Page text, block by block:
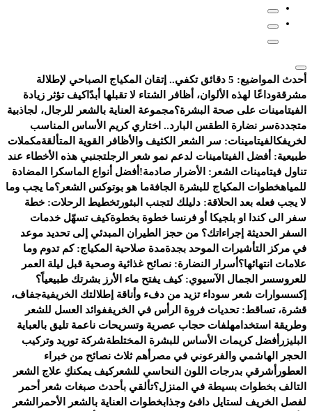
أحدث المواضيع:
5 دقائق تكفي.. إتقان المكياج الصباحي لإطلالة
مشرقةوداعًا لهذه الألوان، أظافر الشتاء لا تقبلها أبدًاكيف تؤثر زيادة
الفيتامينات على صحة البشرة؟مجموعة العناية بالشعر للرجال، لجاذبية
متجددةسر نضارة الطقس البارد.. اختاري كريم الأساس المناسب
لخريفكالفيتامينات: سر الشعر الكثيف والأظافر القوية المتألقةمكملات
طبيعية: أفضل الفيتامينات لدعم نمو شعر الرجلتجنبي هذه الأخطاء عند
تناول فيتامينات الشعر: الأضرار صادمة! أفضل أنواع الماسكرا المضادة
للمياهخطوات المكياج للبشرة الجافةما هو بوتوكس الشعر؟ما يجب وما
لا يجب فعله بعد الحلاقة: دليلك لتجنب البثورتخطيط الرحلات: خطة
سفر الى كندا او بلجيكا أو فرنسا خطوة بخطوةكيف تسهّل خدمات
السفر الحديثة إجراءاتك؟ من حجز الطيران المبدئي إلى تحديد موعد
في مركز التأشيرات الموحد بجدةمدة صلاحية المكياج: كم تدوم وما
علامات انتهائها؟ أسرار النضارة: نصائح غذائية وصحية قبل ليلة العمر
للعروسسر الجمال الآسيوي: كيف يفتح ماء الأرز بشرتك طبيعياً؟
إكسسوارات شعر سوداء تزيد من دفء وأناقة إطلالتك الخريفيةجفاف،
قشرة، تساقط: تحديات فروة الرأس في الخريففوائد العسل للشعر
وطريقة استخدامهلفات حجاب عصرية وتسريحات ناعمة تليق بالعباية
البليزر أفضل كريمات الأساس للبشرة المختلطةشركة توريد وتركيب
الحجر الهاشمي والفرعوني في مصر أهم ثلاث نصائح من خبراء
العطور أشرقي بدرجات اللون النحاسي للشعركيف يمكنكِ علاج الشعر
التالف بخطوات بسيطة في المنزل؟تألقي بأحدث صبغات شعر أحمر
لفصل الخريف لستايل دافئ وجذابخطوات العناية بالشعر الأحمر الشعر